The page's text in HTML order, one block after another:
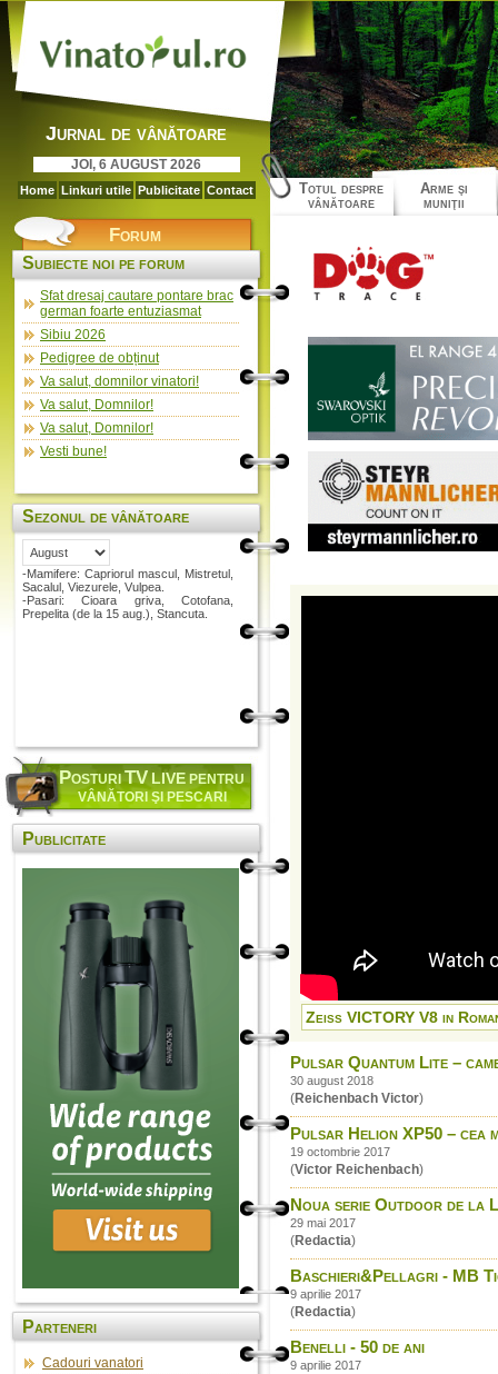
Jurnal de vânătoare
JOI, 6 AUGUST 2026
Home Linkuri utile Publicitate Contact
Totul despre
vânătoare
Arme şi
muniţii
Forum
Subiecte noi pe forum
Sfat dresaj cautare pontare brac
german foarte entuziasmat
Sibiu 2026
Pedigree de obținut
Va salut, domnilor vinatori!
Va salut, Domnilor!
Va salut, Domnilor!
Vesti bune!
Sezonul de vânătoare
-Mamifere: Capriorul mascul, Mistretul,
Sacalul, Viezurele, Vulpea.
-Pasari: Cioara griva, Cotofana,
Prepelita (de la 15 aug.), Stancuta.
POSTURITVLIVE PENTRU
VÂNĂTORI ŞI PESCARI
Publicitate
Parteneri
Cadouri vanatori
Zeiss VICTORY V8 in
Pulsar Quantum Lite –
30 august 2018
(Reichenbach Victor)
Pulsar Helion XP50 – cea
19 octombrie 2017
(Victor Reichenbach)
Noua serie Outdoor de la
29 mai 2017
(Redactia)
Baschieri&Pellagri - MB
9 aprilie 2017
(Redactia)
Benelli - 50 de ani
9 aprilie 2017